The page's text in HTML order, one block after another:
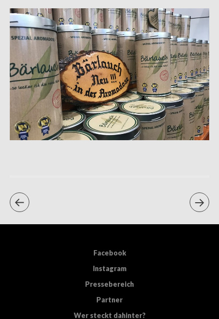
Facebook
Instagram
Pressebereich
Partner
Wer steckt dahinter?